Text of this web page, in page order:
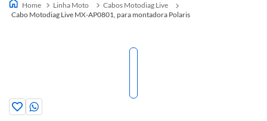
Linha Moto
Cabos Motodiag Live
Cabo Motodiag Live MX-AP0801, para montadora Polaris